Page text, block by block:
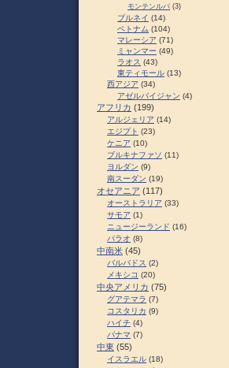
モンテンルパ (3)
ブルネイ (14)
ベトナム (104)
マレーシア (71)
ミャンマー (49)
ラオス (43)
東ティモール (13)
西アジア (34)
アゼルバイジャン (4)
アフリカ (199)
アルジェリア (14)
エジプト (23)
ケニア (10)
ブルキナファソ (11)
ヨルダン (9)
南スーダン (19)
オセアニア (117)
オーストラリア (33)
サモア (1)
ニュージーランド (16)
パラオ (8)
中南米 (45)
バルバドス (2)
メキシコ (20)
中央アメリカ (75)
グアテマラ (7)
コスタリカ (9)
ハイチ (4)
パナマ (7)
中東 (55)
イスラエル (18)